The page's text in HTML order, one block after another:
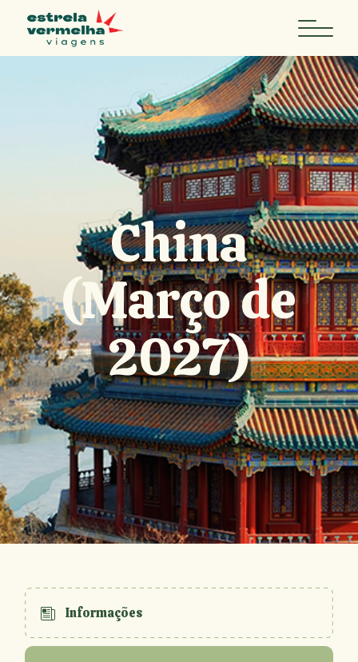
China
(Março de
2027)
Informações